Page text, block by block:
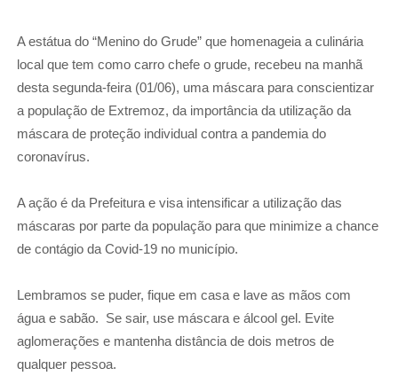
A estátua do “Menino do Grude” que homenageia a culinária
local que tem como carro chefe o grude, recebeu na manhã
desta segunda-feira (01/06), uma máscara para conscientizar
a população de Extremoz, da importância da utilização da
máscara de proteção individual contra a pandemia do
coronavírus.
A ação é da Prefeitura e visa intensificar a utilização das
máscaras por parte da população para que minimize a chance
de contágio da Covid-19 no município.
Lembramos se puder, fique em casa e lave as mãos com
água e sabão. Se sair, use máscara e álcool gel. Evite
aglomerações e mantenha distância de dois metros de
qualquer pessoa.